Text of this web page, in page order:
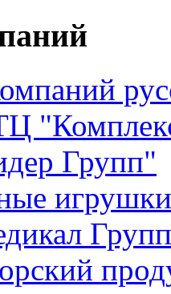
Групп"
игрушки
Групп